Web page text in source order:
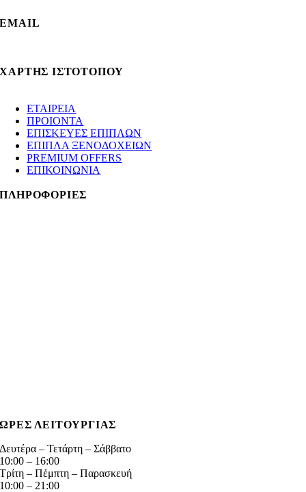
EMAIL
ΧΑΡΤΗΣ ΙΣΤΟΤΟΠΟΥ
ΕΤΑΙΡΕΙΑ
ΠΡΟΙΟΝΤΑ
ΕΠΙΣΚΕΥΕΣ ΕΠΙΠΛΩΝ
ΕΠΙΠΛΑ ΞΕΝΟΔΟΧΕΙΩΝ
PREMIUM OFFERS
ΕΠΙΚΟΙΝΩΝΙΑ
ΠΛΗΡΟΦΟΡΙΕΣ
ΩΡΕΣ ΛΕΙΤΟΥΡΓΙΑΣ
Δευτέρα – Τετάρτη – Σάββατο
10:00 – 16:00
Τρίτη – Πέμπτη – Παρασκευή
10:00 – 21:00